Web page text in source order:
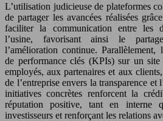
L’utilisation judicieuse de plateformes
de partager les avancées réalisées
faciliter la communication entre les
l’usine, favorisant ainsi le
l’amélioration continue. Parallèlement,
de performance clés (KPIs) sur un
employés, aux partenaires et aux
de l’entreprise envers la transparence et
initiatives concrètes renforcent la
réputation positive, tant en interne
investisseurs et renforçant les relations